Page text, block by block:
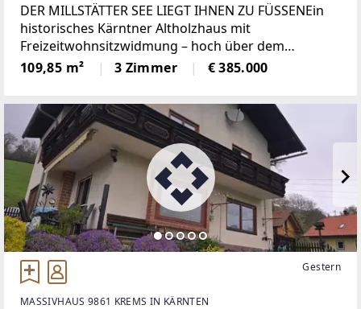
Millstätter See in Gschriet
DER MILLSTÄTTER SEE LIEGT IHNEN ZU FÜSSENEin
historisches Kärntner Altholzhaus mit
Freizeitwohnsitzwidmung – hoch über dem
Millstätter SeeManche Häuser beeindrucken durch
Größe. Andere durch Luxus.Und dann gibt es jene
109,85 m² 3 Zimmer € 385.000
Gestern
MASSIVHAUS 9861 KREMS IN KÄRNTEN